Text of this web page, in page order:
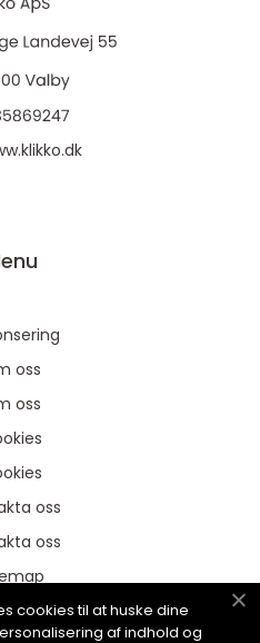
oss
oss
oss
oss
cookies til at huske dine
af indhold og